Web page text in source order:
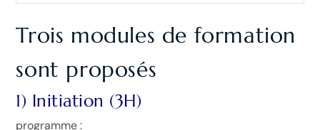
Trois modules de formation
sont proposés
1) Initiation (3H)
programme: